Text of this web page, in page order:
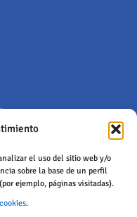
el uso del sitio web y/o
sobre la base de un perfil
ejemplo, páginas visitadas).
.
Juan 18, 24199, Castrillo